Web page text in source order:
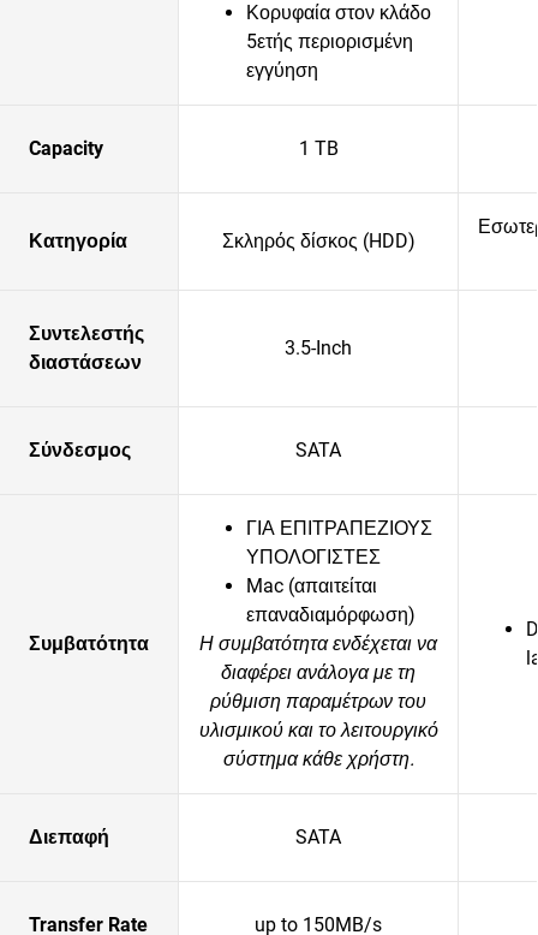
Κορυφαία στον κλάδο
5ετής περιορισμένη
εγγύηση
Capacity 1 TB
Κατηγορία Σκληρός δίσκος (HDD)
Συντελεστής
διαστάσεων
3.5-Inch
Σύνδεσμος SATA
Συμβατότητα
ΓΙΑ ΕΠΙΤΡΑΠΕΖΙΟΥΣ
ΥΠΟΛΟΓΙΣΤΕΣ
Mac (απαιτείται
επαναδιαμόρφωση)
Η συμβατότητα ενδέχεται να
διαφέρει ανάλογα με τη
ρύθμιση παραμέτρων του
υλισμικού και το λειτουργικό
σύστημα κάθε χρήστη.
Διεπαφή SATA
Transfer Rate up to 150MB/s